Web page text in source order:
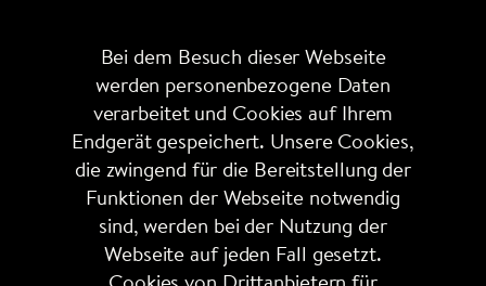
Bei dem Besuch dieser Webseite
werden personenbezogene Daten
verarbeitet und Cookies auf Ihrem
Endgerät gespeichert. Unsere Cookies,
die zwingend für die Bereitstellung der
Funktionen der Webseite notwendig
sind, werden bei der Nutzung der
Webseite auf jeden Fall gesetzt.